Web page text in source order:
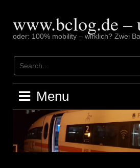
contentwww.bclog.de –
oder: 100% mobility – wirklich? Zwei
Menu